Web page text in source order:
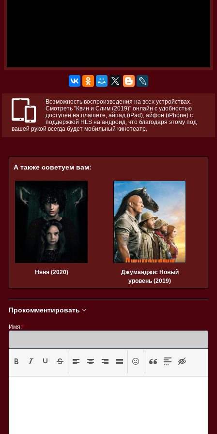
Возможность воспроизведения на всех устройствах.
Смотреть "Квин и Слим (2019)" онлайн с удобностью
доступен на плашете, айпад (iPad), айфон (iPhone) с
поддержкой HLS на андроид, что благодаря этому под
вашей рукой всегда будет мобильный кинотеатр.
А также советуем вам:
Няня (2020)
Джуманджи: Новый
уровень (2019)
Прокомментировать
Имя:*